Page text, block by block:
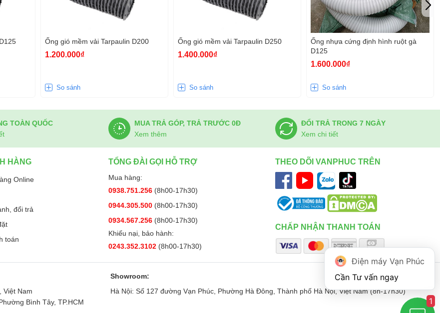
Ống gió mềm vải Tarpaulin D200
1.200.000₫
So sánh
Ống gió mềm vải Tarpaulin D250
1.400.000₫
So sánh
Ống nhựa cứng định hình ruột gà
D125
1.600.000₫
So sánh
TOÀN QUỐC
MUA TRẢ GÓP, TRẢ TRƯỚC 0Đ
Xem thêm
ĐỔI TRẢ TRONG 7 NGÀY
Xem chi tiết
HÀNG
Online
đổi trả
toán
TỔNG ĐÀI GỌI HỖ TRỢ
Mua hàng:
0938.751.256 (8h00-17h30)
0944.305.500 (8h00-17h30)
0934.567.256 (8h00-17h30)
Khiếu nại, bảo hành:
0243.352.3102 (8h00-17h30)
THEO DÕI VANPHUC TRÊN
CHẤP NHẬN THANH TOÁN
Việt Nam
Bình Tây, TP.HCM
Showroom:
Hà Nội: Số 127 đường Vạn Phúc, Phường Hà Đông, Thành phố Hà Nội, Việt Nam (8h-17h30)
Điện máy Vạn Phúc
1